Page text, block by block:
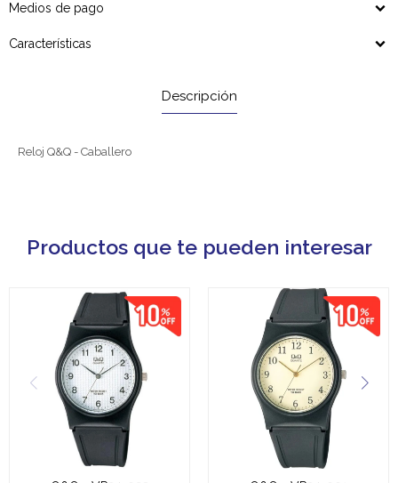
Medios de pago
Características
Descripción
Reloj Q&Q - Caballero
Productos que te pueden interesar